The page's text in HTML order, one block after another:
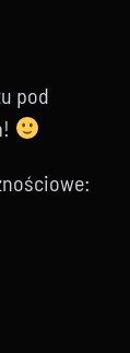
pod